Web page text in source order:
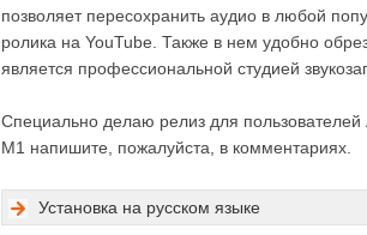
позволяет пересохранить аудио в любой
ролика на YouTube. Также в нем удобно
является профессиональной студией
Специально делаю релиз для
M1 напишите, пожалуйста, в комментариях.
Установка на русском языке